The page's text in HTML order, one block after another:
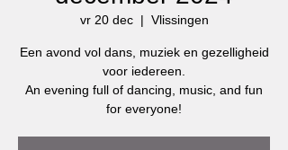
vr 20 dec
  |
Vlissingen
Een avond vol dans, muziek en gezelligheid
voor iedereen.
An evening full of dancing, music, and fun
for everyone!